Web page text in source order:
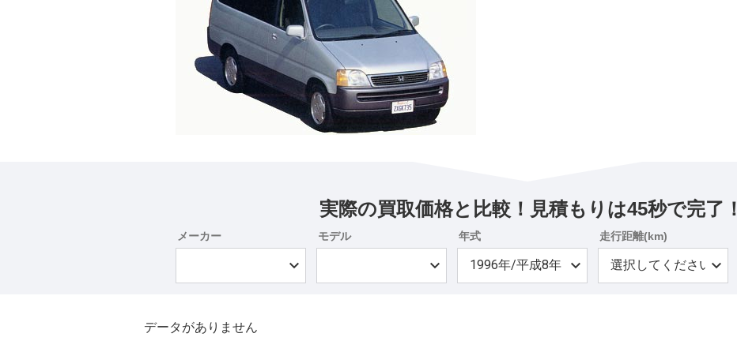
実際の買取価格と比較！見積もりは45秒で完了！
メーカー モデル 年式 走行距離(km)
データがありません